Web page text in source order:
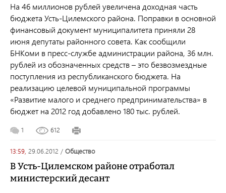
На 46 миллионов рублей увеличена доходная часть
бюджета Усть-Цилемского района. Поправки в основной
финансовый документ муниципалитета приняли 28
июня депутаты районного совета. Как сообщили
БНКоми в пресс-службе администрации района, 36 млн.
рублей из обозначенных средств – это безвозмездные
поступления из республиканского бюджета. На
реализацию целевой муниципальной программы
«Развитие малого и среднего предпринимательства» в
бюджет на 2012 год добавлено 180 тыс. рублей.
1 612
13:59, 29.06.2012 / общество
В Усть-Цилемском районе отработал
министерский десант